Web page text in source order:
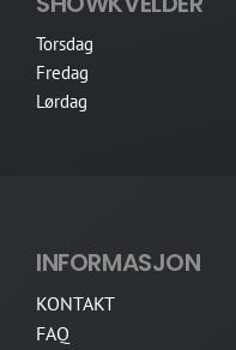
Torsdag
Fredag
Lørdag
INFORMASJON
KONTAKT
FAQ